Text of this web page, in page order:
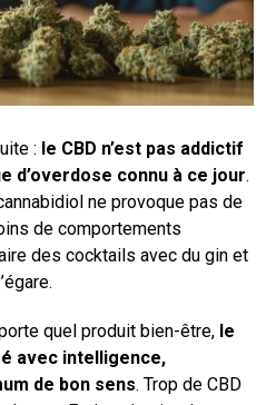
: le CBD n’est pas addictif
d’overdose connu à ce jour.
ne provoque pas de
de comportements
des cocktails avec du gin et
quel produit bien-être, le
avec intelligence,
de bon sens. Trop de CBD